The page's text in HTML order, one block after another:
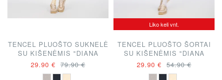
TENCEL PLUOŠTO SUKNELĖ
SU KIŠENĖMIS "DIANA
VAPSVĖ"
29.90 € 79.90 €
Liko keli vnt.
TENCEL PLUOŠTO ŠORTAI
SU KIŠENĖMIS "DIANA
VAPSVĖ"
29.90 € 54.90 €